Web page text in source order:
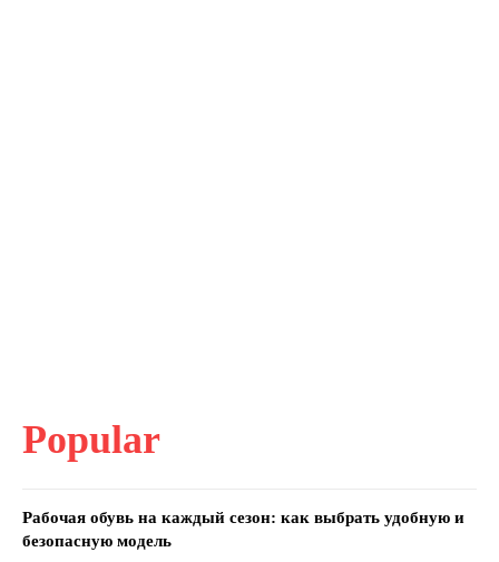
Popular
Рабочая обувь на каждый сезон: как выбрать удобную и
безопасную модель